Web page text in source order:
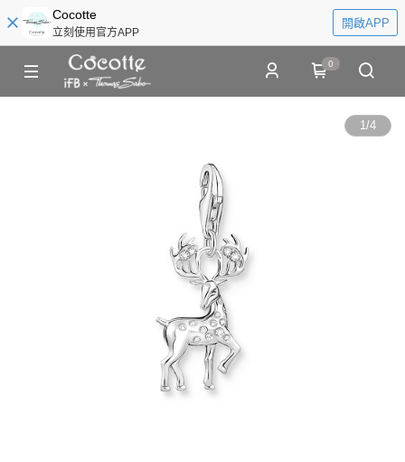
Cocotte
立刻使用官方APP
開啟APP
0
1/4